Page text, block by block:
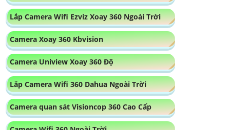
Lắp Camera Wifi Ezviz Xoay 360 Ngoài Trời
Camera Xoay 360 Kbvision
Camera Uniview Xoay 360 Độ
Lắp Camera Wifi 360 Dahua Ngoài Trời
Camera quan sát Visioncop 360 Cao Cấp